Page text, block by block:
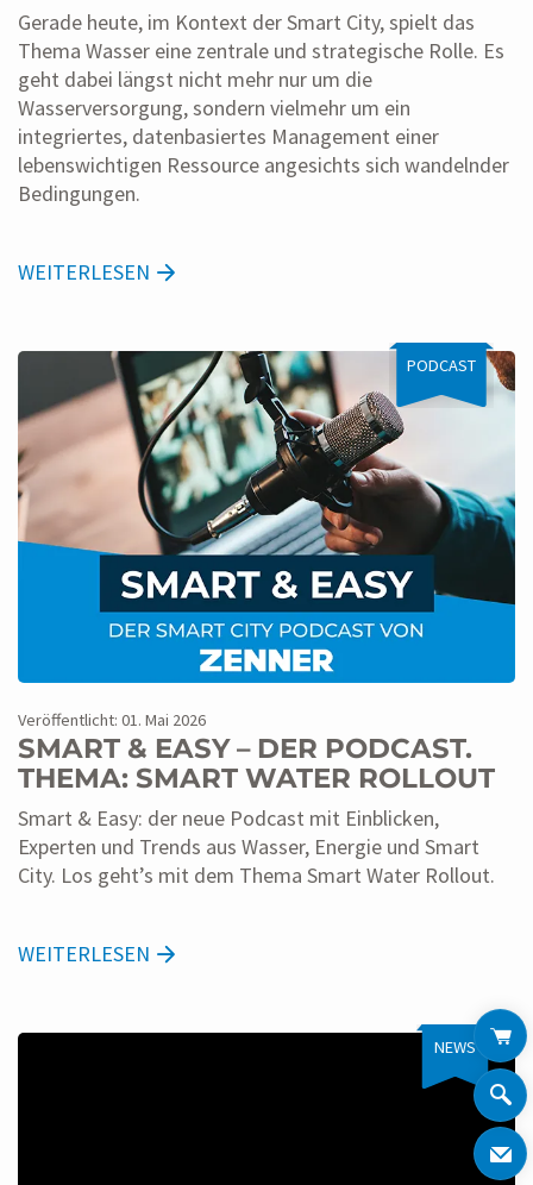
Gerade heute, im Kontext der Smart City, spielt das
Thema Wasser eine zentrale und strategische Rolle. Es
geht dabei längst nicht mehr nur um die
Wasserversorgung, sondern vielmehr um ein
integriertes, datenbasiertes Management einer
lebenswichtigen Ressource angesichts sich wandelnder
Bedingungen.
WEITERLESEN
PODCAST
Veröffentlicht: 01. Mai 2026
SMART & EASY – DER PODCAST.
THEMA: SMART WATER ROLLOUT
Smart & Easy: der neue Podcast mit Einblicken,
Experten und Trends aus Wasser, Energie und Smart
City. Los geht’s mit dem Thema Smart Water Rollout.
WEITERLESEN
NEWS